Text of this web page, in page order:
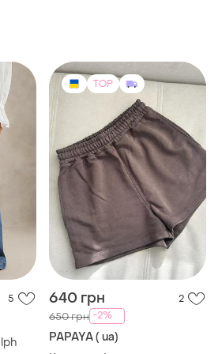
640 грн
650 грн
PAPAYA ( ua)
Коричневі шорти papaya